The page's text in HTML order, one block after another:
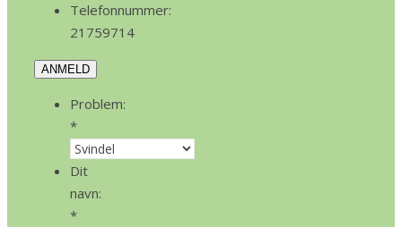
Telefonnummer:
21759714
ANMELD
Problem:
*
Dit
navn:
*